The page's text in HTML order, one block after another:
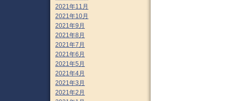
2021年11月
2021年10月
2021年9月
2021年8月
2021年7月
2021年6月
2021年5月
2021年4月
2021年3月
2021年2月